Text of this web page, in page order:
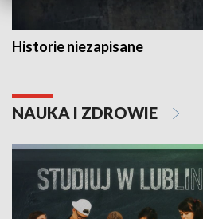
Historie niezapisane
NAUKA I ZDROWIE